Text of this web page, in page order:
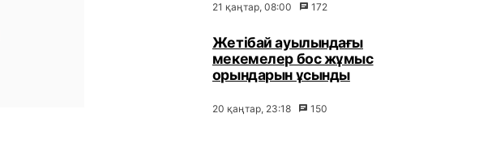
21 қаңтар, 08:00 172
Жетібай ауылындағы
мекемелер бос жұмыс
орындарын ұсынды
20 қаңтар, 23:18 150